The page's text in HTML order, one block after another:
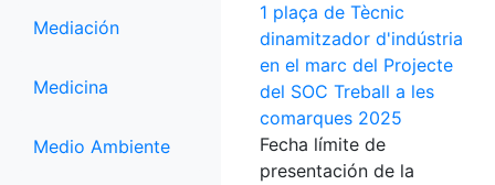
Mediación
Medicina
Medio Ambiente
1 plaça de Tècnic
dinamitzador d'indústria
en el marc del Projecte
del SOC Treball a les
comarques 2025
Fecha límite de
presentación de la